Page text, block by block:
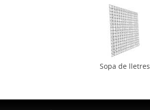
Sopa de lletres